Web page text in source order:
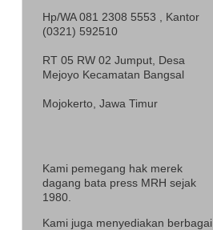
Hp/WA 081 2308 5553 , Kantor
(0321) 592510
RT 05 RW 02 Jumput, Desa
Mejoyo Kecamatan Bangsal
Mojokerto, Jawa Timur
Kami pemegang hak merek
dagang bata press MRH sejak
1980.
Kami juga menyediakan berbagai